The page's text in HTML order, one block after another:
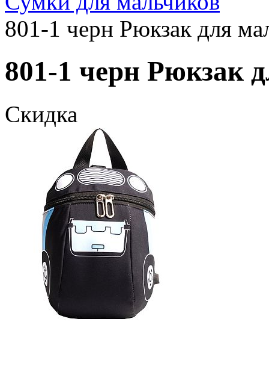
801-1 черн Рюкзак для
801-1 черн Рюкзак
Скидка